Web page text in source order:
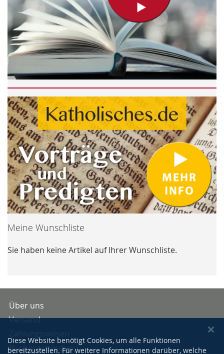
Meine Wunschliste
Sie haben keine Artikel auf Ihrer Wunschliste.
Über uns
Versand
Buchpreisbindung
Diese Website benötigt Cookies, um alle Funktionen
bereitzustellen. Für weitere Informationen darüber, welche